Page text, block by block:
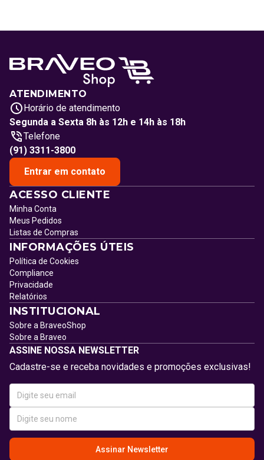
ATENDIMENTO
Horário de atendimento
Segunda a Sexta 8h às 12h e 14h às 18h
Telefone
(91) 3311-3800
Entrar em contato
ACESSO CLIENTE
Minha Conta
Meus Pedidos
Listas de Compras
INFORMAÇÕES ÚTEIS
Política de Cookies
Compliance
Privacidade
Relatórios
INSTITUCIONAL
Sobre a BraveoShop
Sobre a Braveo
ASSINE NOSSA NEWSLETTER
Cadastre-se e receba novidades e promoções exclusivas!
Assinar Newsletter